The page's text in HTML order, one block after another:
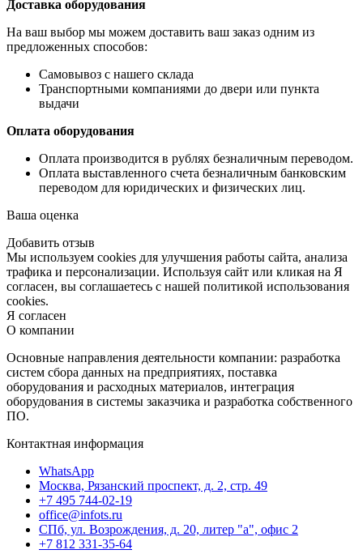
Доставка оборудования
На ваш выбор мы можем доставить ваш заказ одним из
предложенных способов:
Самовывоз с нашего склада
Транспортными компаниями до двери или пункта
выдачи
Оплата оборудования
Оплата производится в рублях безналичным переводом.
Оплата выставленного счета безналичным банковским
переводом для юридических и физических лиц.
Ваша оценка
Добавить отзыв
Мы используем cookies для улучшения работы сайта, анализа
трафика и персонализации. Используя сайт или кликая на Я
согласен, вы соглашаетесь с нашей политикой использования
cookies.
Я согласен
О компании
Основные направления деятельности компании: разработка
систем сбора данных на предприятиях, поставка
оборудования и расходных материалов, интеграция
оборудования в системы заказчика и разработка собственного
ПО.
Контактная информация
WhatsApp
Москва, Рязанский проспект, д. 2, стр. 49
+7 495 744-02-19
office@infots.ru
СПб, ул. Возрождения, д. 20, литер "a", офис 2
+7 812 331-35-64